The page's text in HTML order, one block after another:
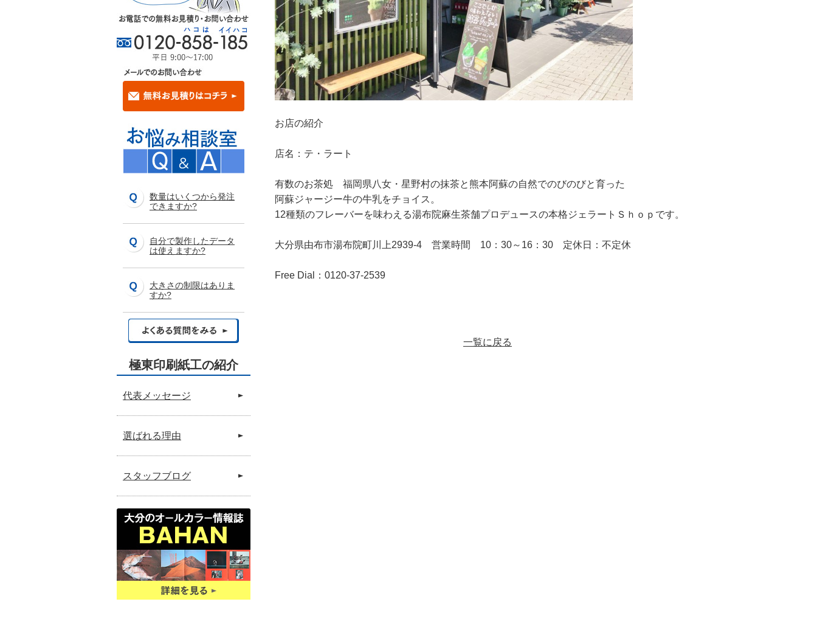
お店の紹介
店名：テ・ラート
有数のお茶処 福岡県八女・星野村の抹茶と熊本阿蘇の自然でのびのびと育った
阿蘇ジャージー牛の牛乳をチョイス。
12種類のフレーバーを味わえる湯布院麻生茶舗プロデュースの本格ジェラートＳｈｏｐです。
大分県由布市湯布院町川上2939-4 営業時間 10：30～16：30 定休日：不定休
Free Dial：0120-37-2539
一覧に戻る
数量はいくつから発注
できますか?
自分で製作したデータ
は使えますか?
大きさの制限はありま
すか?
極東印刷紙工の紹介
代表メッセージ
選ばれる理由
スタッフブログ